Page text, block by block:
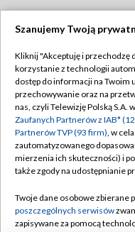
Abonament TVP
Emisja w TVP
Centrum informacji
Naziemna Telewizja
Rada Programowa
Szanujemy Twoją
Kliknij "Akceptuję i przechodzę
korzystanie z technologii
dostęp do informacji na Twoim
przechowywanie oraz na
nas, czyli Telewizję Polską S.A.
Zaufanych Partnerów z IAB*
Partnerów TVP (93 firm), w
zautomatyzowanego
mierzenia ich skuteczności) i
także zgody na udostępnianie
Twoje dane osobowe zbierane
poszczególnych serwisów
zapisywane za pomocą